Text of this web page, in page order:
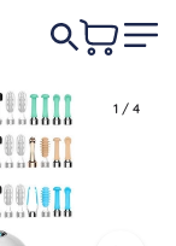
1 / 4
Do košíku